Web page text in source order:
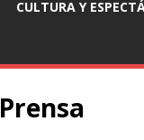
CULTURA Y
Prensa